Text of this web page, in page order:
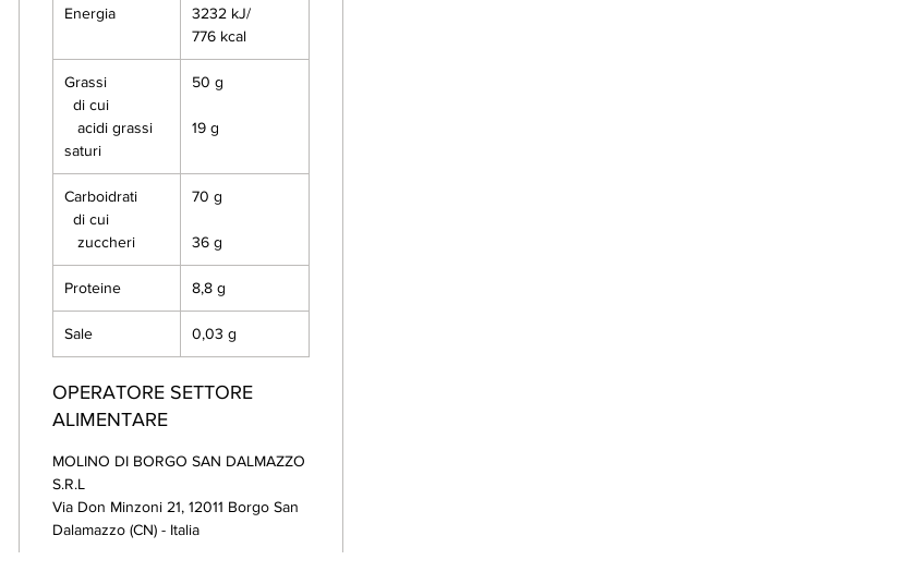
Energia
3232 kJ/
776 kcal
Grassi
di cui
acidi grassi
saturi
50 g
19 g
Carboidrati
di cui
zuccheri
70 g
36 g
Proteine 8,8 g
Sale 0,03 g
OPERATORE SETTORE
ALIMENTARE
MOLINO DI BORGO SAN DALMAZZO
S.R.L
Via Don Minzoni 21, 12011 Borgo San
Dalamazzo (CN) - Italia